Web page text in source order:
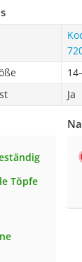
Ja
Töpfe